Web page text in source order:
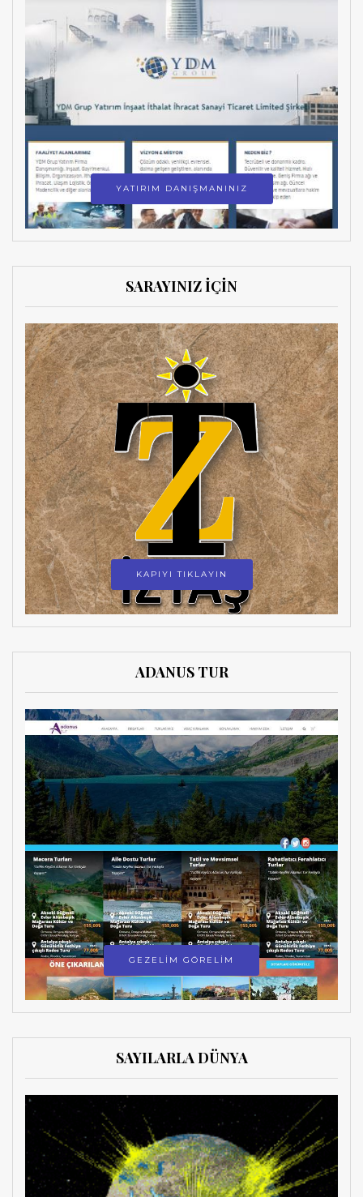
YATIRIM DANIŞMANINIZ
SARAYINIZ İÇİN
KAPIYI TIKLAYIN
ADANUS TUR
GEZELİM GÖRELİM
SAYILARLA DÜNYA